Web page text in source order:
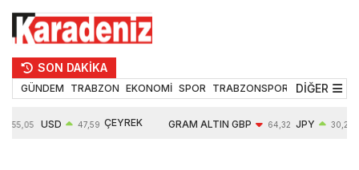
SON DAKİKA
GÜNDEM TRABZON EKONOMİ SPOR TRABZONSPOR TEKNOLOJİ
DİĞER
55,05 USD 47,59 ÇEYREK GRAM ALTIN GBP 64,32 JPY 30,28